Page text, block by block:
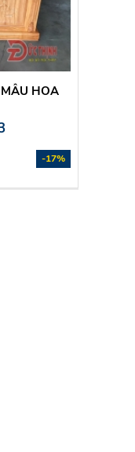
HOA
-17%